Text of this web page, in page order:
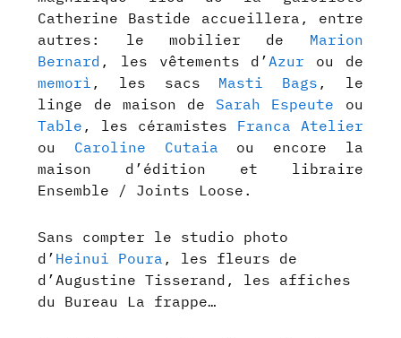
Catherine Bastide accueillera, entre
autres: le mobilier de Marion
Bernard , les vêtements d’Azur ou de
memorì , les sacs Masti Bags , le
linge de maison de Sarah Espeute ou
Table , les céramistes Franca Atelier
ou Caroline Cutaia ou encore la
maison d’édition et libraire
Ensemble / Joints Loose.
Sans compter le studio photo
d’ Heinui Poura , les fleurs de
d’Augustine Tisserand, les affiches
du Bureau La frappe…